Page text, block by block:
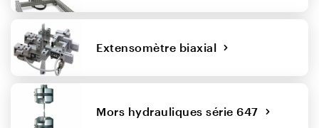
Extensomètre biaxial
Mors hydrauliques série 647